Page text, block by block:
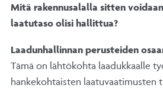
Mitä rakennusalalla sitten
laatutaso olisi hallittua?
Laadunhallinnan perusteiden
Tämä on lähtökohta laadukkaalle
hankekohtaisten laatuvaatimusten